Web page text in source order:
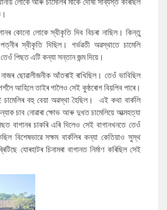
কোনো লোকে স্বীকৃতি দিব বিচৰা নাছিল। কিন্তু
পত্নীৰ স্বীকৃতি দিছিল। গৰ্ভৱতী অৱস্থাতে চামেলি
পিছত এটি কন্যা সন্তান জন্ম দিয়ে।
নাজৰ ছোৱালীজনীক আঁতৰাই ৰাখিছিল। তেওঁ ভাবিছিল
আহিলে তাইৰ গালৈও সেই কুষ্ঠৰোগ বিয়পিব পাৰে।
চামেলিৰ বহু বেয়া অৱস্থা হৈছিল। এই কথা বাৰ্কলি
চাব নোৱাৰা ক্ষোভ আৰু দুখত চামেলিয়ে আত্মহত্যা
বাগানৰ চাকৰি এৰি দিলেও সেই বাগানখনতে তেওঁ
বিশেষভাৱে সক্ষম বাৰ্কলিৰ কন্যা কেতিয়াও সুস্থ
যোৰহাটৰ চিনামৰা বাগানত নিৰ্মাণ কৰিছিল সেই